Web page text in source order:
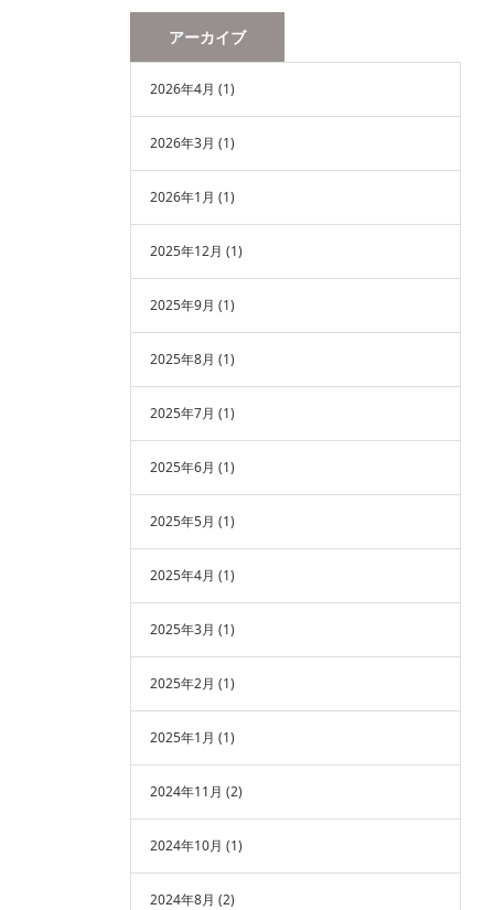
アーカイブ
2026年4月 (1)
2026年3月 (1)
2026年1月 (1)
2025年12月 (1)
2025年9月 (1)
2025年8月 (1)
2025年7月 (1)
2025年6月 (1)
2025年5月 (1)
2025年4月 (1)
2025年3月 (1)
2025年2月 (1)
2025年1月 (1)
2024年11月 (2)
2024年10月 (1)
2024年8月 (2)